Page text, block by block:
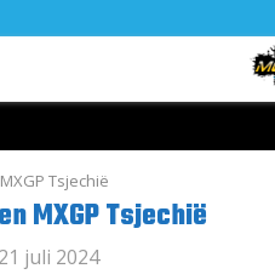
Tsjechië
MXGP Tsjechië
21 juli 2024